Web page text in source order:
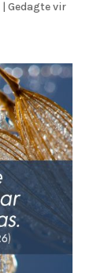
| Gedagte vir